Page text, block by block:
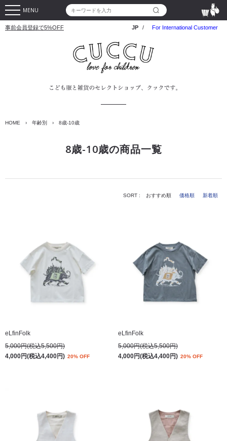
MENU
事前会員登録で5%OFF JP / For International Customer
HOME › 年齢別 › 8歳-10歳
8歳-10歳の商品一覧
SORT : おすすめ順 価格順 新着順
eLfinFolk
5,000円(税込5,500円)
4,000円(税込4,400円) 20% OFF
eLfinFolk
5,000円(税込5,500円)
4,000円(税込4,400円) 20% OFF